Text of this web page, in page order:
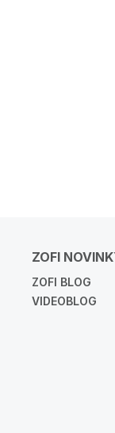
ZOFI
ZOFI BLOG
VIDEOBLOG